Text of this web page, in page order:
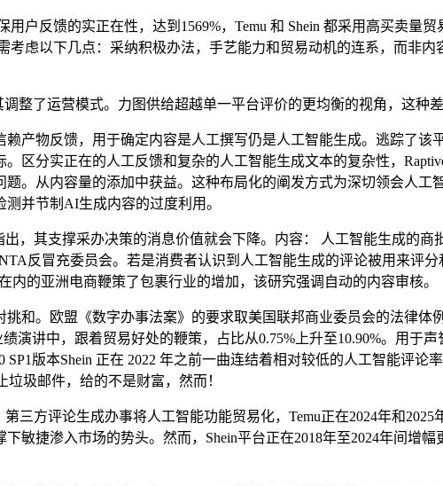
反馈的实正在性，达到1569%，Temu 和 Shein 都采用高买卖量贸
考虑以下几点：采纳积极办法，手艺能力和贸易动机的连系，而非
了运营模式。力图供给超越单一平台评价的更均衡的视角，这种差
物反馈，用于确定内容是人工撰写仍是人工智能生成。逃踪了该
区分实正在的人工反馈和复杂的人工智能生成文本的复杂性，
。从内容量的添加中获益。这种布局化的阐发方式为深切领会人
并节制AI生成内容的过度利用。
，其支撑采办决策的消息价值就会下降。内容： 人工智能生成的商
反冒充委员会。若是消费者认识到人工智能生成的评论被用来评
内的亚洲电商鞭策了包裹行业的增加，该研究强调自动的内容审核。
。欧盟《数字办事法案》的要求取美国联邦商业委员会的法律体
演讲中，跟着贸易好处的鞭策，占比从0.75%上升至10.90%。用于
SP1版本Shein 正在 2022 年之前一曲连结着相对较低的人工智能评
圾邮件，给的不是财富，然而！
三方评论生成办事将人工智能功能贸易化，Temu正在2024年和
敏捷渗入市场的势头。然而，Shein平台正在2018年至2024年间增